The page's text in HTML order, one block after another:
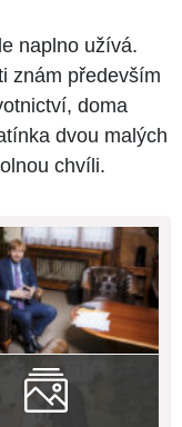
naplno užívá.
znám především
doma
dvou malých
chvíli.